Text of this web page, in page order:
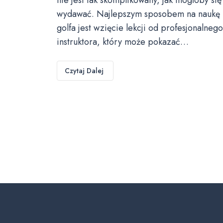
wydawać. Najlepszym sposobem na naukę
golfa jest wzięcie lekcji od profesjonalnego
instruktora, który może pokazać…
Czytaj Dalej